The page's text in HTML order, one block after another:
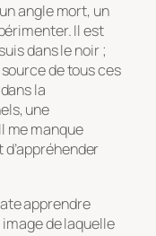
angle mort, un
Il est
dans le noir ;
de tous ces
la
une
me manque
apprendre
de laquelle